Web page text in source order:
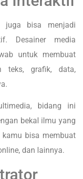
juga bisa menjadi
Desainer media
untuk membuat
teks, grafik, data,
bidang ini
bekal ilmu yang
bisa membuat
dan lainnya.